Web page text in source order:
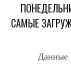
САМЫЕ
Данные